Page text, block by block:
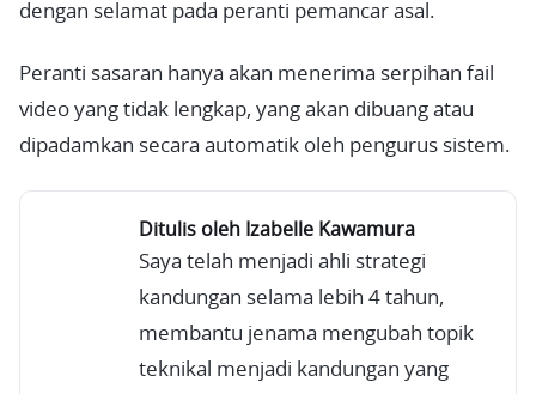
dengan selamat pada peranti pemancar asal.
Peranti sasaran hanya akan menerima serpihan fail
video yang tidak lengkap, yang akan dibuang atau
dipadamkan secara automatik oleh pengurus sistem.
Ditulis oleh Izabelle Kawamura
Saya telah menjadi ahli strategi
kandungan selama lebih 4 tahun,
membantu jenama mengubah topik
teknikal menjadi kandungan yang